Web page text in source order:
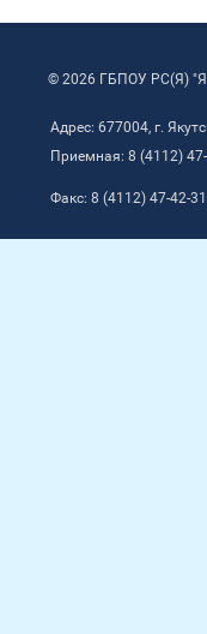
© 2026 ГБПОУ РС(Я)
Адрес: 677004, г.
Приемная: 8 (4112) 47-
Факс: 8 (4112) 47-42-31